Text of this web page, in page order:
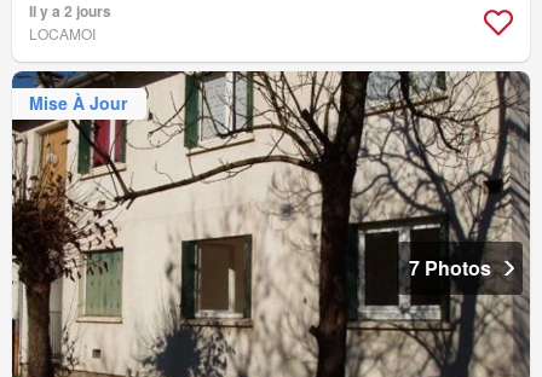
Il y a 2 jours
LOCAMOI
Mise À Jour
7 Photos